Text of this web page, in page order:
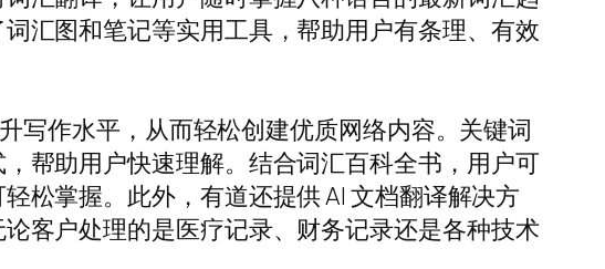
汇图和笔记等实用工具，帮助用户有条理、有效
写作水平，从而轻松创建优质网络内容。关键词
帮助用户快速理解。结合词汇百科全书，用户可
松掌握。此外，有道还提供 AI 文档翻译解决方
客户处理的是医疗记录、财务记录还是各种技术